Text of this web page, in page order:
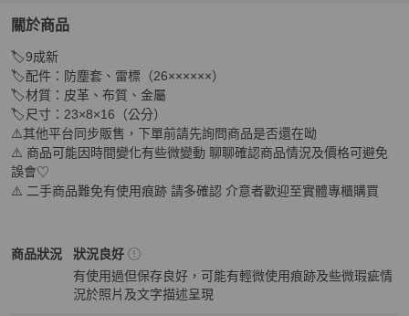
關於商品
關於Chanel 金鍊復古皮拚色布黃綠藍紅 肩背相機包
🏷️9成新
🏷️配件：防塵套、雷標（26××××××）
🏷️材質：皮革、布質、金屬
🏷️尺寸：23×8×16（公分）
⚠️其他平台同步販售，下單前請先詢問商品是否還在呦
⚠️ 商品可能因時間變化有些微變動 聊聊確認商品情況及價格可避免
誤會♡
⚠️ 二手商品難免有使用痕跡 請多確認 介意者歡迎至實體專櫃購買
商品狀況
Chanel女包商品狀態與細節
狀況良好
有使用過但保存良好，可能有輕微使用痕跡及些微瑕疵情
況於照片及文字描述呈現